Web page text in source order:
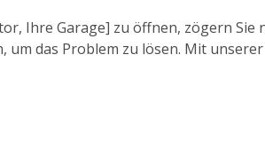
Ihre Garage] zu öffnen, zögern
das Problem zu lösen. Mit